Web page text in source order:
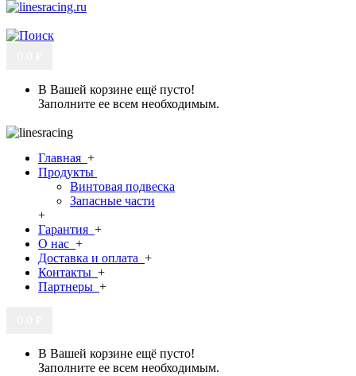
В Вашей корзине ещё пусто!
Заполните ее всем необходимым.
Главная +
Продукты
Винтовая подвеска
Запасные части
+
Гарантия +
О нас +
Доставка и оплата +
Контакты +
Партнеры +
В Вашей корзине ещё пусто!
Заполните ее всем необходимым.